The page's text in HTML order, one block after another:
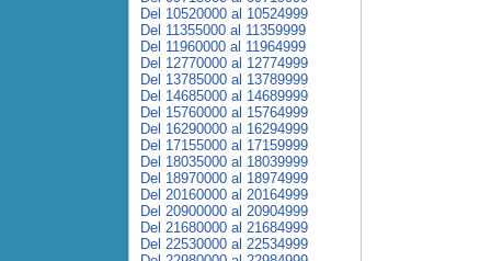
Del 10520000 al 10524999
Del 11355000 al 11359999
Del 11960000 al 11964999
Del 12770000 al 12774999
Del 13785000 al 13789999
Del 14685000 al 14689999
Del 15760000 al 15764999
Del 16290000 al 16294999
Del 17155000 al 17159999
Del 18035000 al 18039999
Del 18970000 al 18974999
Del 20160000 al 20164999
Del 20900000 al 20904999
Del 21680000 al 21684999
Del 22530000 al 22534999